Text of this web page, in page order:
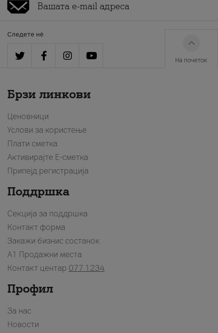
Следете нè
На почеток
Брзи линкови
Ценовници
Услови за користење
Плати сметка
Активирајте Е-сметка
Припејд регистрација
Поддршка
Секција за поддршка
Контакт форма
Закажи бизнис состанок
A1 Продажни места
Контакт центар 077 1234
Профил
За нас
Новости